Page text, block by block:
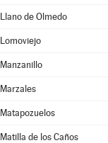
Llano de Olmedo
Lomoviejo
Manzanillo
Marzales
Matapozuelos
Matilla de los Caños